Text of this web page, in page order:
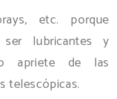
etc. porque
lubricantes y
apriete de las
telescópicas.